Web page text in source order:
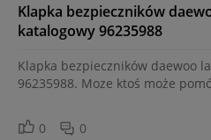
Klapka bezpieczników
katalogowy 96235988
Klapka bezpieczników daewoo
96235988. Moze ktoś może
0 0